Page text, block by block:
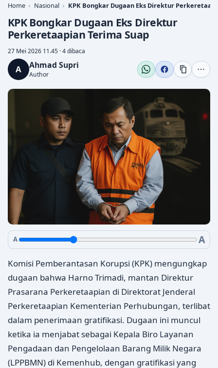
Home Nasional KPK Bongkar Dugaan Eks Direktur
KPK Bongkar Dugaan Eks Direktur
Perkeretaapian Terima Suap
27 Mei 2026 11.45 · 4 dibaca
A Ahmad Supri
Author
A A
Komisi Pemberantasan Korupsi (KPK) mengungkap
dugaan bahwa Harno Trimadi, mantan Direktur
Prasarana Perkeretaapian di Direktorat Jenderal
Perkeretaapian Kementerian Perhubungan, terlibat
dalam penerimaan gratifikasi. Dugaan ini muncul
ketika ia menjabat sebagai Kepala Biro Layanan
Pengadaan dan Pengelolaan Barang Milik Negara
(LPPBMN) di Kemenhub, dengan gratifikasi yang